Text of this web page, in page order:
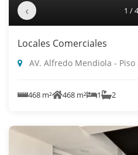
‹ 1 / 4
Locales Comerciales
AV. Alfredo Mendiola - Piso
468 m² 468 m² 1 2